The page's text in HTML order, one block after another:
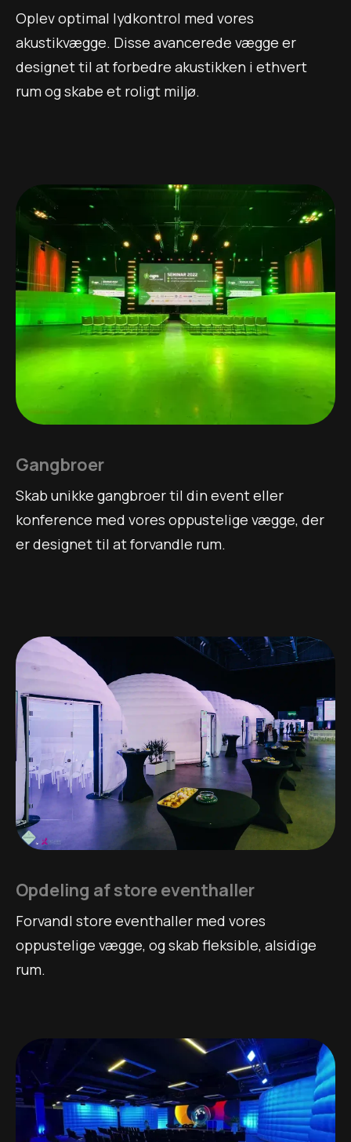
Oplev optimal lydkontrol med vores
akustikvægge. Disse avancerede vægge er
designet til at forbedre akustikken i ethvert
rum og skabe et roligt miljø.
Gangbroer
Skab unikke gangbroer til din event eller
konference med vores oppustelige vægge, der
er designet til at forvandle rum.
Opdeling af store eventhaller
Forvandl store eventhaller med vores
oppustelige vægge, og skab fleksible, alsidige
rum.